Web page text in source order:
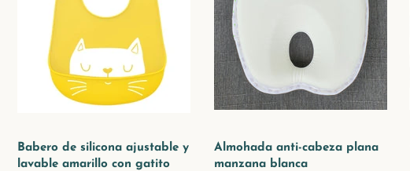
Babero de silicona ajustable y
lavable amarillo con gatito
Almohada anti-cabeza plana
manzana blanca